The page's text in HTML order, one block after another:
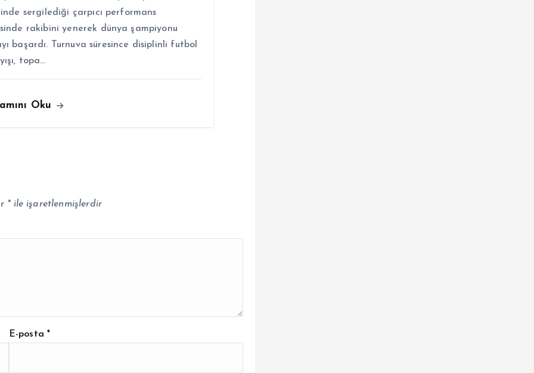
sergilediği çarpıcı performans
rakibini yenerek dünya şampiyonu
başardı. Turnuva süresince disiplinli futbol
topa…
Oku
*ile işaretlenmişlerdir
E-posta*